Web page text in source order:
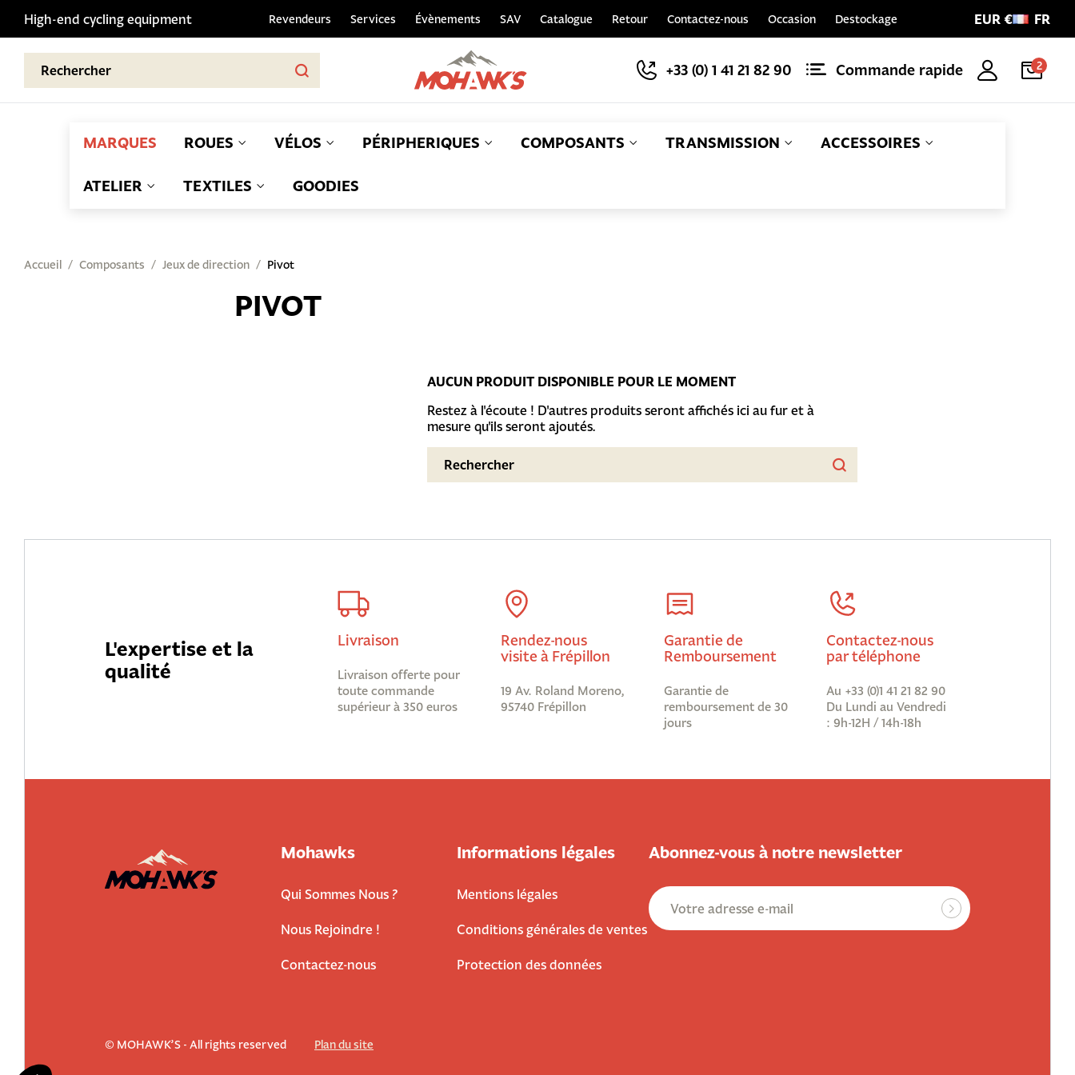
High-end cycling equipment Revendeurs Services Évènements SAV Catalogue Retour Contactez-nous Occasion Destockage EUR € FR
+33 (0) 1 41 21 82 90 Commande rapide 2
MARQUES ROUES VÉLOS PÉRIPHERIQUES COMPOSANTS TRANSMISSION ACCESSOIRES
ATELIER TEXTILES GOODIES
Accueil Composants Jeux de direction Pivot
PIVOT
AUCUN PRODUIT DISPONIBLE POUR LE MOMENT
Restez à l'écoute ! D'autres produits seront affichés ici au fur et à
mesure qu'ils seront ajoutés.
L'expertise et la
qualité
Livraison
Livraison offerte pour
toute commande
supérieur à 350 euros
Rendez-nous
visite à Frépillon
19 Av. Roland Moreno,
95740 Frépillon
Garantie de
Remboursement
Garantie de
remboursement de 30
jours
Contactez-nous
par téléphone
Au +33 (0)1 41 21 82 90
Du Lundi au Vendredi
: 9h-12H / 14h-18h
Mohawks
Qui Sommes Nous ?
Nous Rejoindre !
Contactez-nous
Informations légales
Mentions légales
Conditions générales de ventes
Protection des données
Abonnez-vous à notre newsletter
© MOHAWK’S - All rights reserved Plan du site